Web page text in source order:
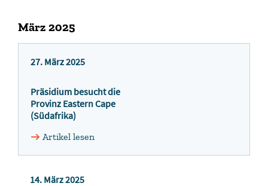
März 2025
27. März 2025
Präsidium besucht die
Provinz Eastern Cape
(Südafrika)
Artikel lesen
14. März 2025